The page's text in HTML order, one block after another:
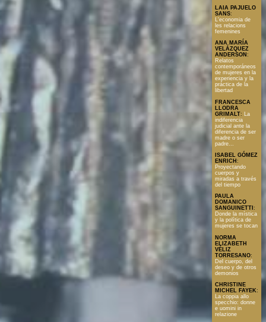
LAIA PAJUELO
SANS:
L'economia de
les relacions
femenines
ANA MARÍA
VELÁZQUEZ
ANDERSON :
Relatos
contemporáneos
de mujeres en la
experiencia y la
práctica de la
libertad
FRANCESCA
LLODRA
GRIMALT:
La
indiferencia
judicial ante la
diferencia de ser
madre o ser
padre...
ISABEL GÓMEZ
ENRICH :
Proyectando
cuerpos y
miradas a través
del tiempo
PAULA
DOMANICO
SANGUINETTI :
Donde la mística
y la política de
mujeres se tocan
NORMA
ELIZABETH
VÉLIZ
TORRESANO:
Del cuerpo, del
deseo y de otros
demonios
CHRISTINE
MICHEL FAYEK:
La coppia allo
specchio: donne
e uomini in
relazione